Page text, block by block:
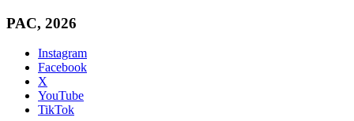
PAC, 2026
Instagram
Facebook
X
YouTube
TikTok